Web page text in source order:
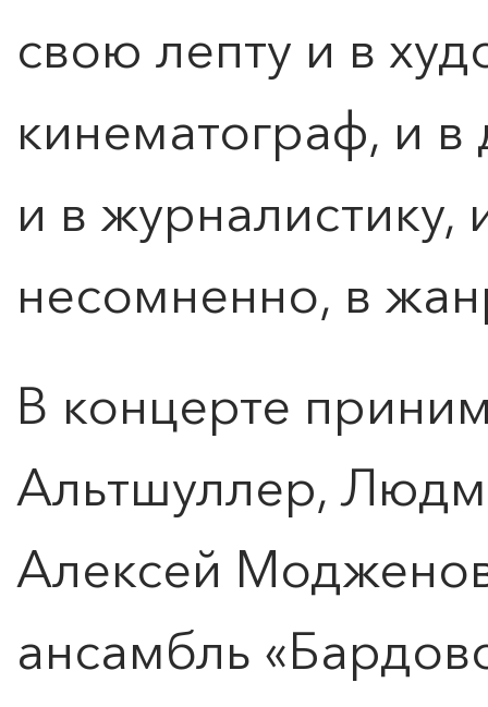
ПОИСК ПО МЕРОПРИЯТИЯМ
свою лепту и в
кинематограф, и
и в журналистику,
несомненно, в
В концерте
Альтшуллер,
Алексей
ансамбль